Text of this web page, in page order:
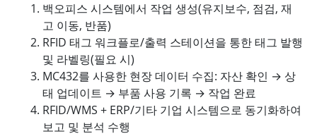
백오피스 시스템에서 작업 생성(유지보수, 점검, 재
고 이동, 반품)
RFID 태그 워크플로/출력 스테이션을 통한 태그 발행
및 라벨링(필요 시)
MC432를 사용한 현장 데이터 수집: 자산 확인 → 상
태 업데이트 → 부품 사용 기록 → 작업 완료
RFID/WMS + ERP/기타 기업 시스템으로 동기화하여
보고 및 분석 수행